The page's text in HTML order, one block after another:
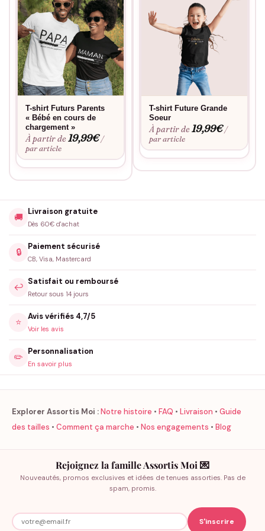
T-shirt Futurs Parents
« Bébé en cours de
chargement »
À partir de19,99€ /
par article
T-shirt Future Grande
Soeur
À partir de19,99€ /
par article
🚚
Livraison gratuite
Dès 60€ d'achat
🔒
Paiement sécurisé
CB, Visa, Mastercard
↩️
Satisfait ou remboursé
Retour sous 14 jours
⭐
Avis vérifiés 4,7/5
Voir les avis
✏️
Personnalisation
En savoir plus
Explorer Assortis Moi :Notre histoire • FAQ • Livraison • Guide
des tailles • Comment ça marche • Nos engagements • Blog
Rejoignez la famille Assortis Moi 💌
Nouveautés, promos exclusives et idées de tenues assorties. Pas de
spam, promis.